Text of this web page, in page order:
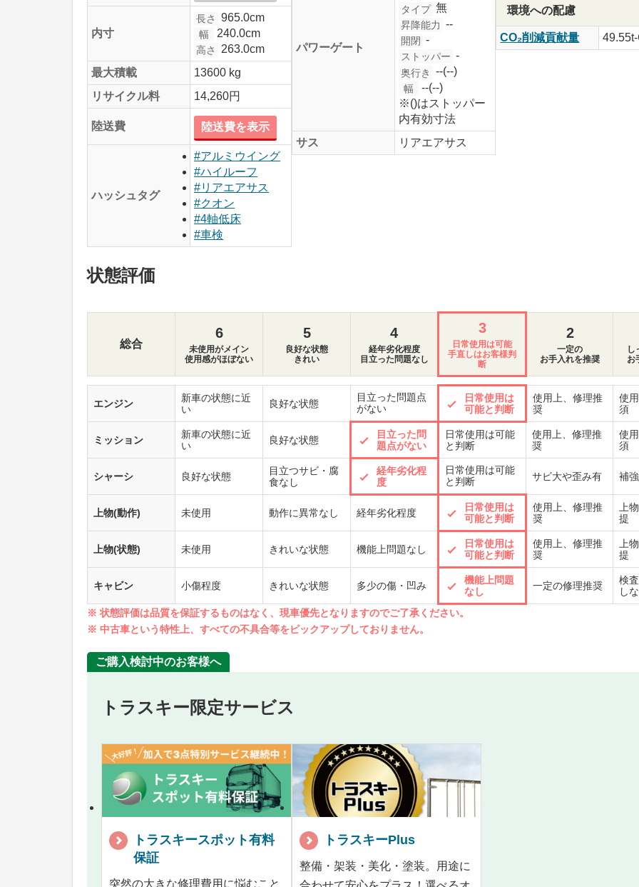
内寸
長さ 965.0cm
幅 240.0cm
高さ
263.0cm
最大積載
13600 kg
リサイクル料
14,260円
陸送費 陸送費を表示
ハッシュタグ
#アルミウイング
#ハイルーフ
#リアエアサス
#クオン
#4軸低床
#車検
パワーゲート
タイプ 無
昇降能力 --
開閉 -
ストッパー -
奥行き --(--)
幅
--(--)
※()はストッパー
内有効寸法
サス
リアエアサス
環境への配慮
CO₂削減貢献量
状態評価
総合
6
未使用がメイン
使用感がほぼない
5
良好な状態
きれい
4
経年劣化程度
目立った問題なし
3
日常使用は可能
手直しはお客様判
断
2
一定の
お手入れを推奨
し
お
エンジン
新車の状態に近
い
良好な状態
目立った問題点
がない
日常使用は
可能と判断
使用上、修理推
奨
使
須
ミッション
新車の状態に近
い
良好な状態
目立った問
題点がない
日常使用は可能
と判断
使用上、修理推
奨
使
須
シャーシ 良好な状態
目立つサビ・腐
食なし
経年劣化程
度
日常使用は可能
と判断
サビ大や歪み有 補
上物(動作) 未使用 動作に異常なし 経年劣化程度
日常使用は
可能と判断
使用上、修理推
奨
上
提
上物(状態) 未使用 きれいな状態 機能上問題なし
日常使用は
可能と判断
使用上、修理推
奨
上
提
キャビン 小傷程度 きれいな状態 多少の傷・凹み
機能上問題
なし
一定の修理推奨
検
し
※ 状態評価は品質を保証するものはなく、現車優先となりますのでご了承ください。
※ 中古車という特性上、すべての不具合等をピックアップしておりません。
ご購入検討中のお客様へ
トラスキー限定サービス
トラスキースポット有料
保証
突然の大きな修理費用に悩むこと
トラスキーPlus
整備・架装・美化・塗装。用途に